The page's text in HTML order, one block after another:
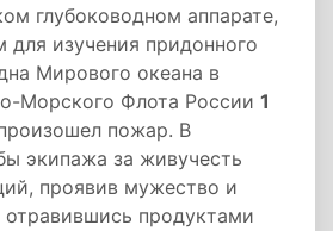
глубоководном аппарате,
для изучения придонного
Мирового океана в
Морского Флота России 1
пожар. В
экипажа за живучесть
проявив мужество и
продуктами